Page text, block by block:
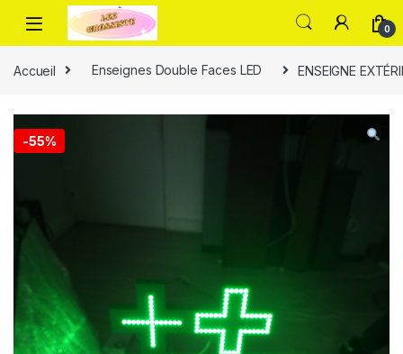
0
Accueil Enseignes Double Faces LED ENSEIGNE
-55%